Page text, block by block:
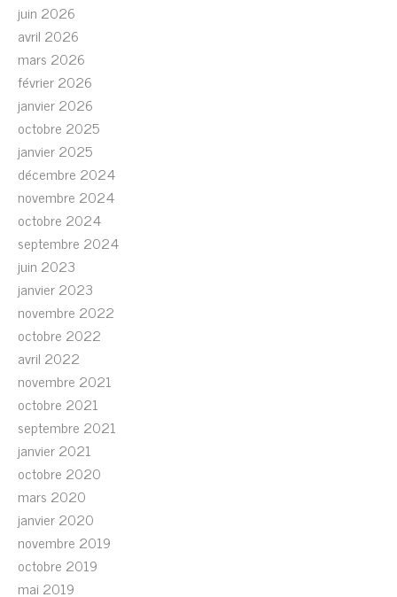
juin 2026
avril 2026
mars 2026
février 2026
janvier 2026
octobre 2025
janvier 2025
décembre 2024
novembre 2024
octobre 2024
septembre 2024
juin 2023
janvier 2023
novembre 2022
octobre 2022
avril 2022
novembre 2021
octobre 2021
septembre 2021
janvier 2021
octobre 2020
mars 2020
janvier 2020
novembre 2019
octobre 2019
mai 2019